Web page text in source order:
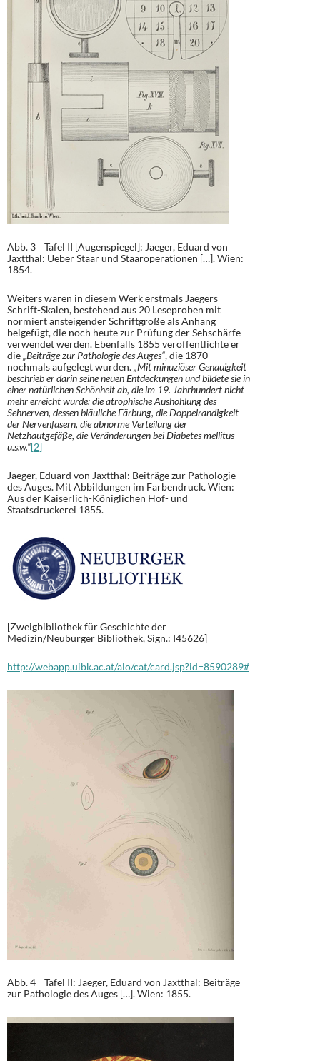
Abb. 3 Tafel II [Augenspiegel]: Jaeger, Eduard von
Jaxtthal: Ueber Staar und Staaroperationen […]. Wien:
1854.
Weiters waren in diesem Werk erstmals Jaegers
Schrift-Skalen, bestehend aus 20 Leseproben mit
normiert ansteigender Schriftgröße als Anhang
beigefügt, die noch heute zur Prüfung der Sehschärfe
verwendet werden. Ebenfalls 1855 veröffentlichte er
die„Beiträge zur Pathologie des Auges“, die 1870
nochmals aufgelegt wurden.„Mit minuziöser Genauigkeit
beschrieb er darin seine neuen Entdeckungen und bildete sie in
einer natürlichen Schönheit ab, die im 19. Jahrhundert nicht
mehr erreicht wurde: die atrophische Aushöhlung des
Sehnerven, dessen bläuliche Färbung, die Doppelrandigkeit
der Nervenfasern, die abnorme Verteilung der
Netzhautgefäße, die Veränderungen bei Diabetes mellitus
u.s.w.“[2]
Jaeger, Eduard von Jaxtthal: Beiträge zur Pathologie
des Auges. Mit Abbildungen im Farbendruck. Wien:
Aus der Kaiserlich-Königlichen Hof- und
Staatsdruckerei 1855.
[Zweigbibliothek für Geschichte der
Medizin/Neuburger Bibliothek, Sign.: I45626]
http://webapp.uibk.ac.at/alo/cat/card.jsp?id=8590289#
Abb. 4 Tafel II: Jaeger, Eduard von Jaxtthal: Beiträge
zur Pathologie des Auges […]. Wien: 1855.